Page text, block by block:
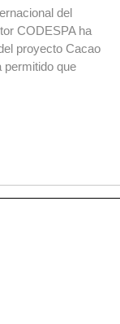
del
CODESPA ha
proyecto Cacao
permitido que